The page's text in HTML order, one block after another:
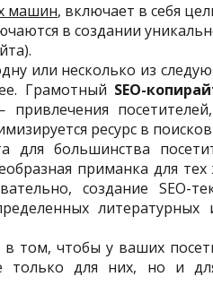
машин, включает в себя
в создании
или несколько из
Грамотный SEO-
ресурс в
большинства
приманка для тех
создание SEO-
литературных
в том, чтобы у ваших
только для них, но и